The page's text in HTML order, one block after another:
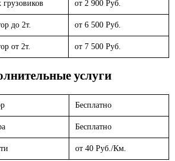
грузовиков от 2 900 Руб.
до 2т. от 6 500 Руб.
от 2т. от 7 500 Руб.
услуги
Бесплатно
Бесплатно
от 40 Руб./Км.